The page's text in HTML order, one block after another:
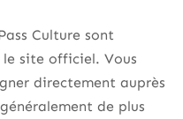
Culture sont
le site officiel. Vous
directement auprès
de plus